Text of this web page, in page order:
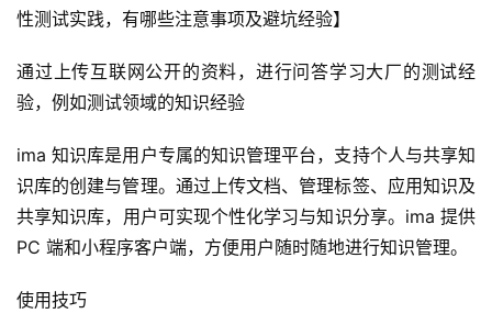
软
应
用
务
项
目
A
登录 注册
性测试实践，有哪些注意事项及避坑经验】
通过上传互联网公开的资料，进行问答学习大厂的测试经
验，例如测试领域的知识经验
ima 知识库是用户专属的知识管理平台，支持个人与共享知
识库的创建与管理。通过上传文档、管理标签、应用知识及
共享知识库，用户可实现个性化学习与知识分享。ima 提供
PC 端和小程序客户端，方便用户随时随地进行知识管理。
使用技巧